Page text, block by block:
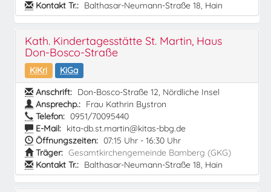
Kontakt Tr.: Balthasar-Neumann-Straße 18, Hain
Kath. Kindertagesstätte St. Martin, Haus
Don-Bosco-Straße
KiKri
KiGa
Anschrift: Don-Bosco-Straße 12, Nördliche Insel
Ansprechp.: Frau Kathrin Bystron
Telefon: 0951/70095440
E-Mail: kita-db.st.martin@kitas-bbg.de
Öffnungszeiten: 07:15 Uhr - 16:30 Uhr
Träger: Gesamtkirchengemeinde Bamberg (GKG)
Kontakt Tr.: Balthasar-Neumann-Straße 18, Hain